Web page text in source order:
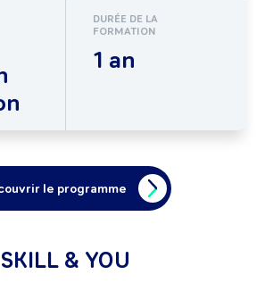
DURÉE DE LA
FORMATION
1 an
le programme
SKILL & YOU